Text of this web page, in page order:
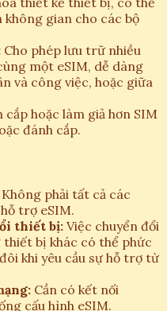
gian cho các bộ
Cho phép lưu trữ nhiều
một eSIM, dễ dàng
và công việc, hoặc giữa
cắp hoặc làm giả hơn SIM
đánh cắp.
Không phải tất cả các
trợ eSIM.
thiết bị: Việc chuyển đổi
bị khác có thể phức
khi yêu cầu sự hỗ trợ từ
Cần có kết nối
cấu hình eSIM.